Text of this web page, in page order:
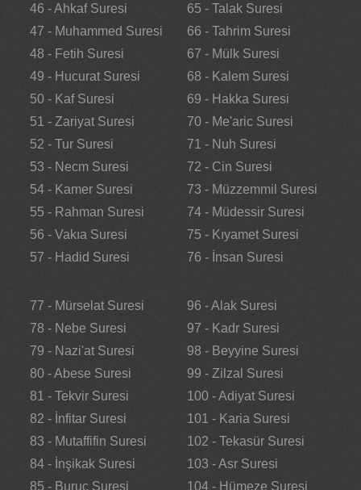
46 - Ahkaf Suresi
47 - Muhammed Suresi
48 - Fetih Suresi
49 - Hucurat Suresi
50 - Kaf Suresi
51 - Zariyat Suresi
52 - Tur Suresi
53 - Necm Suresi
54 - Kamer Suresi
55 - Rahman Suresi
56 - Vakıa Suresi
57 - Hadid Suresi
65 - Talak Suresi
66 - Tahrim Suresi
67 - Mülk Suresi
68 - Kalem Suresi
69 - Hakka Suresi
70 - Me'aric Suresi
71 - Nuh Suresi
72 - Cin Suresi
73 - Müzzemmil Suresi
74 - Müdessir Suresi
75 - Kıyamet Suresi
76 - İnsan Suresi
77 - Mürselat Suresi
78 - Nebe Suresi
79 - Nazi'at Suresi
80 - Abese Suresi
81 - Tekvir Suresi
82 - İnfitar Suresi
83 - Mutaffifin Suresi
84 - İnşikak Suresi
85 - Buruc Suresi
96 - Alak Suresi
97 - Kadr Suresi
98 - Beyyine Suresi
99 - Zilzal Suresi
100 - Adiyat Suresi
101 - Karia Suresi
102 - Tekasür Suresi
103 - Asr Suresi
104 - Hümeze Suresi